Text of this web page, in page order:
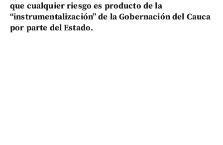
que cualquier riesgo es producto de la
“instrumentalización” de la Gobernación del Cauca
por parte del Estado.